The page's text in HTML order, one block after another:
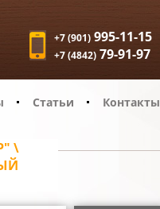
+7 (901) 995-11-15
+7 (4842) 79-91-97
Статьи Контакты
\